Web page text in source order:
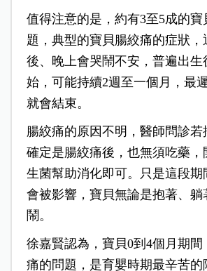
值得注意的是，約有3至5成的寶
題，典型的寶貝腸絞痛的症狀，
後、晚上會哭鬧不安，普遍出生
始，可能持續2週至一個月，最
就會結束。
腸絞痛的原因不明，醫師問診若
確定是腸絞痛後，也無須吃藥，
生菌幫助消化即可。只是這段
會被影響，寶貝無論是抱著、躺
鬧。
徐嘉賢認為，寶貝0到4個月期
痛的問題，是育嬰時期最辛苦